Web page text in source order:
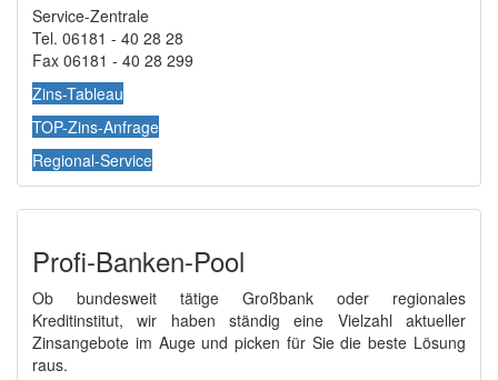
Service-Zentrale
Tel. 06181 - 40 28 28
Fax 06181 - 40 28 299
Zins-Tableau
TOP-Zins-Anfrage
Regional-Service
Profi-Banken-Pool
Ob bundesweit tätige Großbank oder regionales
Kreditinstitut, wir haben ständig eine Vielzahl aktueller
Zinsangebote im Auge und picken für Sie die beste Lösung
raus.